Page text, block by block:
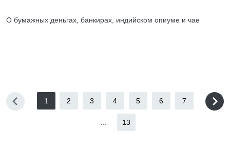
О бумажных деньгах, банкирах, индийском опиуме и чае
1 2 3 4 5 6 7
13